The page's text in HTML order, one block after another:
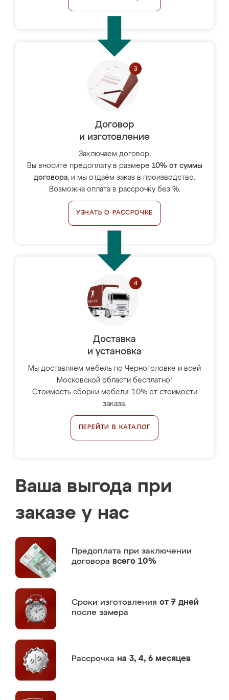
Договор
и изготовление
Заключаем договор,
Вы вносите предоплату в размере 10% от суммы
договора, и мы отдаём заказ в производство.
Возможна оплата в рассрочку без %.
УЗНАТЬ О РАССРОЧКЕ
Доставка
и установка
Мы доставляем мебель по Черноголовке и всей
Московской области бесплатно!
Стоимость сборки мебели: 10% от стоимости
заказа.
ПЕРЕЙТИ В КАТАЛОГ
Ваша выгода при
заказе у нас
Предоплата при заключении
договора всего 10%
Сроки изготовления от 7 дней
после замера
Рассрочка на 3, 4, 6 месяцев